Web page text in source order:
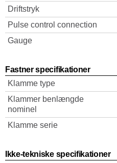
Driftstryk
Pulse control connection
Gauge
Fastner specifikationer
Klamme type
Klammer benlængde
nominel
Klamme serie
Ikke-tekniske specifikationer